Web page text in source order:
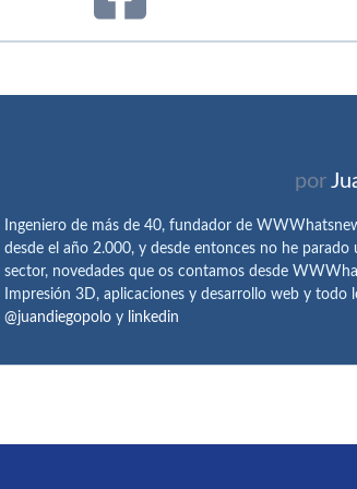
por
Ingeniero de más de 40, fundador de
desde el año 2.000, y desde entonces no he
sector, novedades que os contamos desde
Impresión 3D, aplicaciones y desarrollo web y
@juandiegopolo y linkedin